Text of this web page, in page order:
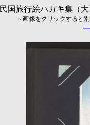
国旅行絵ハガキ集（
～画像をクリックすると